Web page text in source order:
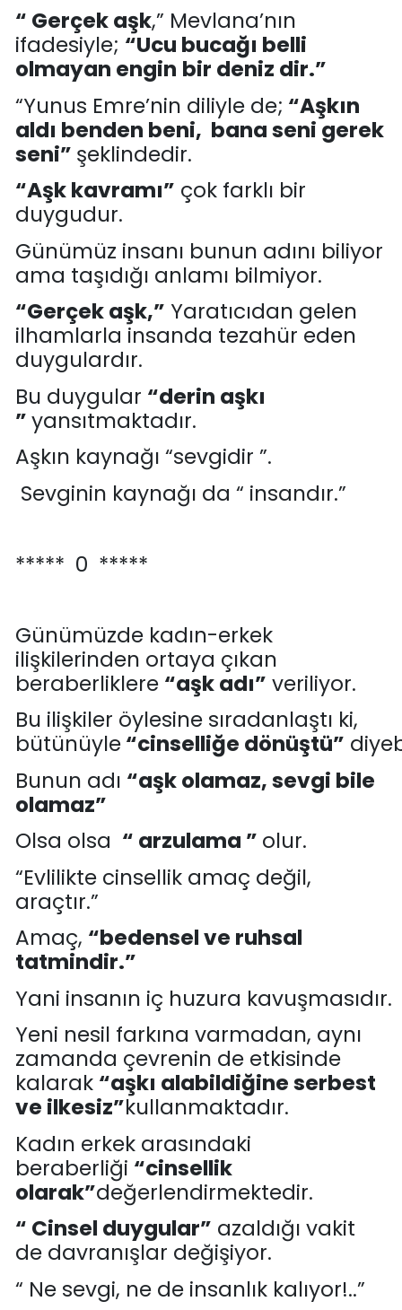
“ Gerçek aşk,” Mevlana’nın
ifadesiyle; “Ucu bucağı belli
olmayan engin bir deniz dir.”
“Yunus Emre’nin diliyle de; “Aşkın
aldı benden beni, bana seni gerek
seni” şeklindedir.
“Aşk kavramı” çok farklı bir
duygudur.
Günümüz insanı bunun adını biliyor
ama taşıdığı anlamı bilmiyor.
“Gerçek aşk,” Yaratıcıdan gelen
ilhamlarla insanda tezahür eden
duygulardır.
Bu duygular “derin aşkı
”yansıtmaktadır.
Aşkın kaynağı “sevgidir ”.
Sevginin kaynağı da “ insandır.”
***** 0 *****
Günümüzde kadın-erkek
ilişkilerinden ortaya çıkan
beraberliklere “aşk adı” veriliyor.
Bu ilişkiler öylesine sıradanlaştı ki,
bütünüyle“cinselliğe dönüştü”
Bunun adı “aşk olamaz, sevgi bile
olamaz”
Olsa olsa “ arzulama ” olur.
“Evlilikte cinsellik amaç değil,
araçtır.”
Amaç, “bedensel ve ruhsal
tatmindir.”
Yani insanın iç huzura kavuşmasıdır.
Yeni nesil farkına varmadan, aynı
zamanda çevrenin de etkisinde
kalarak “aşkı alabildiğine serbest
ve ilkesiz”kullanmaktadır.
Kadın erkek arasındaki
beraberliği “cinsellik
olarak”değerlendirmektedir.
“ Cinsel duygular” azaldığı vakit
dedavranışlar değişiyor.
“ Ne sevgi, ne de insanlık kalıyor!..”